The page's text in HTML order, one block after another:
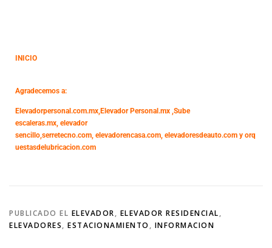
INICIO
Agradecemos a:
Elevadorpersonal.com.mx Elevador Personal.mx , Sube
escaleras.mx elevador
sencillo, serretecno.com, elevadorencasa.com, elevadoresdeauto.com y orq
uestasdelubricacion.com
PUBLICADO EL ELEVADOR, ELEVADOR RESIDENCIAL,
ELEVADORES, ESTACIONAMIENTO , INFORMACION